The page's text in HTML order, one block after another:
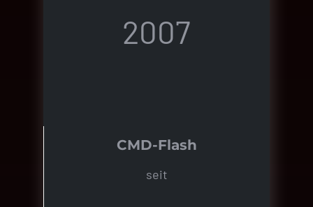
2007
CMD-Flash
seit